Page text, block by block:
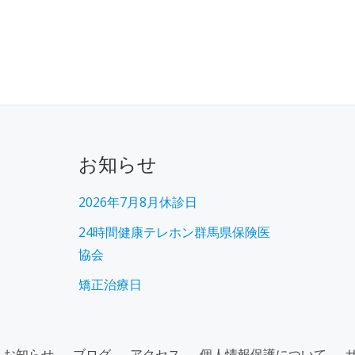
お知らせ
2026年7月8月休診日
24時間健康テレホン群馬県保険医
協会
矯正治療日